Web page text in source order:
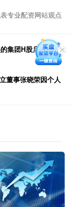
专业配资网站观点
集团H股启动招
董事张晓荣因个人